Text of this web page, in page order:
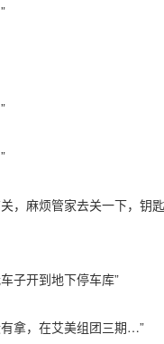
，麻烦管家去关一下，钥
子开到地下停车库”
拿，在艾美组团三期…”